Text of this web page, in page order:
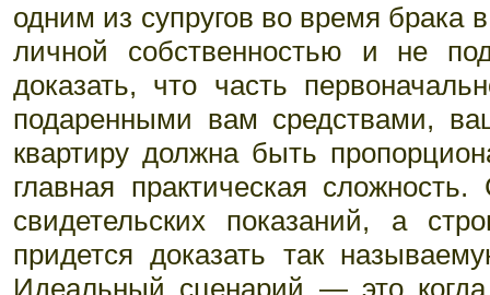
одним из супругов во время брака
личной собственностью и не
доказать, что часть
подаренными вам средствами,
квартиру должна быть
главная практическая
свидетельских показаний, а
придется доказать так
Идеальный сценарий — это